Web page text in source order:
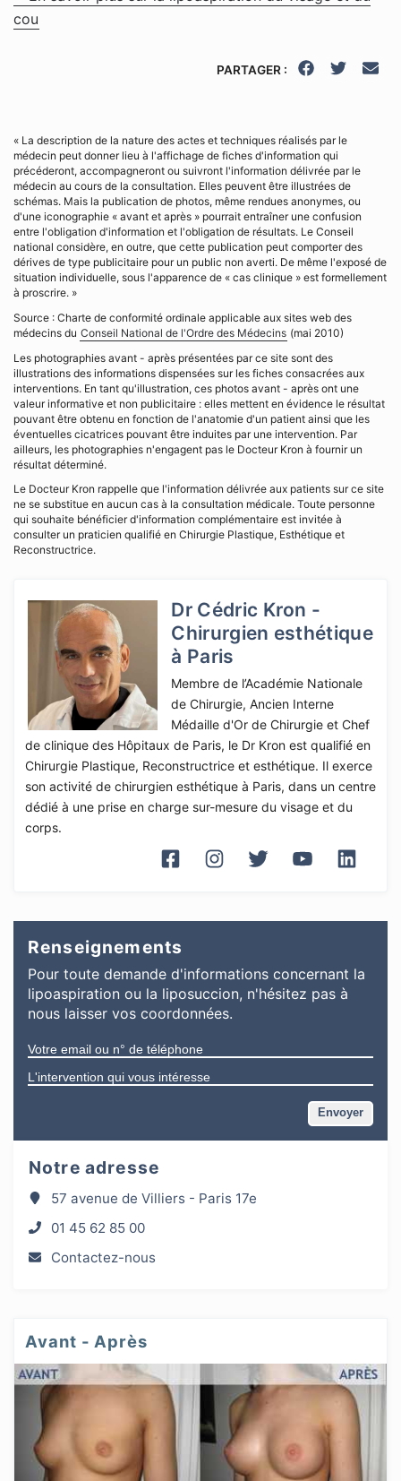
cou
PARTAGER :
« La description de la nature des actes et techniques réalisés par le
médecin peut donner lieu à l'affichage de fiches d'information qui
précéderont, accompagneront ou suivront l'information délivrée par le
médecin au cours de la consultation. Elles peuvent être illustrées de
schémas. Mais la publication de photos, même rendues anonymes, ou
d'une iconographie « avant et après » pourrait entraîner une confusion
entre l'obligation d'information et l'obligation de résultats. Le Conseil
national considère, en outre, que cette publication peut comporter des
dérives de type publicitaire pour un public non averti. De même l'exposé de
situation individuelle, sous l'apparence de « cas clinique » est formellement
à proscrire. »
Source : Charte de conformité ordinale applicable aux sites web des
médecins du Conseil National de l'Ordre des Médecins (mai 2010)
Les photographies avant - après présentées par ce site sont des
illustrations des informations dispensées sur les fiches consacrées aux
interventions. En tant qu'illustration, ces photos avant - après ont une
valeur informative et non publicitaire : elles mettent en évidence le résultat
pouvant être obtenu en fonction de l'anatomie d'un patient ainsi que les
éventuelles cicatrices pouvant être induites par une intervention. Par
ailleurs, les photographies n'engagent pas le Docteur Kron à fournir un
résultat déterminé.
Le Docteur Kron rappelle que l'information délivrée aux patients sur ce site
ne se substitue en aucun cas à la consultation médicale. Toute personne
qui souhaite bénéficier d'information complémentaire est invitée à
consulter un praticien qualifié en Chirurgie Plastique, Esthétique et
Reconstructrice.
Dr Cédric Kron -
Chirurgien esthétique
à Paris
Membre de l’Académie Nationale
de Chirurgie, Ancien Interne
Médaille d'Or de Chirurgie et Chef
de clinique des Hôpitaux de Paris, le Dr Kron est qualifié en
Chirurgie Plastique, Reconstructrice et esthétique. Il exerce
son activité de chirurgien esthétique à Paris, dans un centre
dédié à une prise en charge sur-mesure du visage et du
corps.
Renseignements
Pour toute demande d'informations concernant la
lipoaspiration ou la liposuccion, n'hésitez pas à
nous laisser vos coordonnées.
Notre adresse
57 avenue de Villiers - Paris 17e
01 45 62 85 00
Contactez-nous
Avant - Après